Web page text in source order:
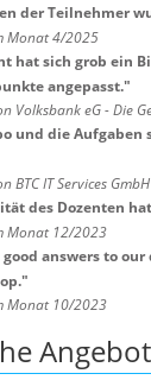
der Teilnehmer
Monat 4/2025
hat sich grob ein
angepasst."
Volksbank eG - Die
und die
BTC IT Services
des Dozenten
Monat 12/2023
good answers to
"
Monat 10/2023